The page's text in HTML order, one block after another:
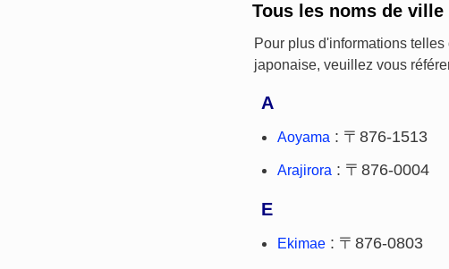
Tous les noms de
Pour plus d'informations
japonaise, veuillez vous
A
Aoyama : 〒876-1513
Arajirora : 〒876-0004
E
Ekimae : 〒876-0803